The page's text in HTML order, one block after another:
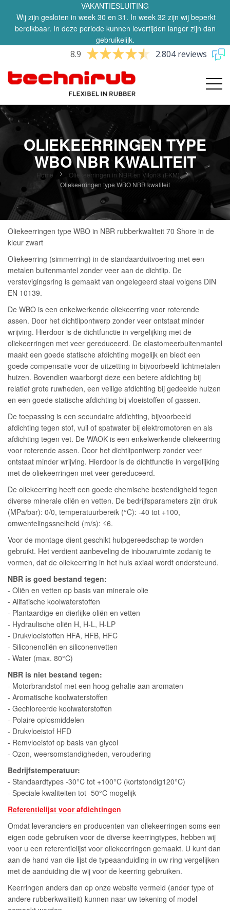
VAKANTIESLUITING
Wij zijn gesloten in week 30 en 31. In week 32 zijn wij beperkt
bereikbaar. In deze periode kunnen levertijden langer zijn dan
gebruikelijk.
8.9 2.804 reviews
OLIEKEERRINGEN TYPE
WBO NBR KWALITEIT
Home
Oliekeerringen in NBR en Viton® (FKM)
Oliekeerringen type WBO NBR kwaliteit
Oliekeerringen type WBO in NBR rubberkwaliteit 70 Shore in de
kleur zwart
Oliekeerring (simmerring) in de standaarduitvoering met een
metalen buitenmantel zonder veer aan de dichtlip. De
verstevigingsring is gemaakt van ongelegeerd staal volgens DIN
EN 10139.
De WBO is een enkelwerkende oliekeerring voor roterende
assen. Door het dichtlipontwerp zonder veer ontstaat minder
wrijving. Hierdoor is de dichtfunctie in vergelijking met de
oliekeerringen met veer gereduceerd. De elastomeerbuitenmantel
maakt een goede statische afdichting mogelijk en biedt een
goede compensatie voor de uitzetting in bijvoorbeeld lichtmetalen
huizen. Bovendien waarborgt deze een betere afdichting bij
relatief grote ruwheden, een veilige afdichting bij gedeelde huizen
en een goede statische afdichting bij vloeistoffen of gassen.
De toepassing is een secundaire afdichting, bijvoorbeeld
afdichting tegen stof, vuil of spatwater bij elektromotoren en als
afdichting tegen vet. De WAOK is een enkelwerkende oliekeerring
voor roterende assen. Door het dichtlipontwerp zonder veer
ontstaat minder wrijving. Hierdoor is de dichtfunctie in vergelijking
met de oliekeerringen met veer gereduceerd.
De oliekeerring heeft een goede chemische bestendigheid tegen
diverse minerale oliën en vetten. De bedrijfsparameters zijn druk
(MPa/bar): 0/0, temperatuurbereik (°C): -40 tot +100,
omwentelingssnelheid (m/s): ≤6.
Voor de montage dient geschikt hulpgereedschap te worden
gebruikt. Het verdient aanbeveling de inbouwruimte zodanig te
vormen, dat de oliekeerring in het huis axiaal wordt ondersteund.
NBR is goed bestand tegen:
- Oliën en vetten op basis van minerale olie
- Alifatische koolwaterstoffen
- Plantaardige en dierlijke oliën en vetten
- Hydraulische oliën H, H-L, H-LP
- Drukvloeistoffen HFA, HFB, HFC
- Siliconenoliën en siliconenvetten
- Water (max. 80°C)
NBR is niet bestand tegen:
- Motorbrandstof met een hoog gehalte aan aromaten
- Aromatische koolwaterstoffen
- Gechloreerde koolwaterstoffen
- Polaire oplosmiddelen
- Drukvloeistof HFD
- Remvloeistof op basis van glycol
- Ozon, weersomstandigheden, veroudering
Bedrijfstemperatuur:
- Standaardtypes -30°C tot +100°C (kortstondig120°C)
- Speciale kwaliteiten tot -50°C mogelijk
Referentielijst voor afdichtingen
Omdat leveranciers en producenten van oliekeerringen soms een
eigen code gebruiken voor de diverse keerringtypes, hebben wij
voor u een referentielijst voor oliekeerringen gemaakt. U kunt dan
aan de hand van die lijst de typeaanduiding in uw ring vergelijken
met de aanduiding die wij voor de keerring gebruiken.
Keerringen anders dan op onze website vermeld (ander type of
andere rubberkwaliteit) kunnen naar uw tekening of model